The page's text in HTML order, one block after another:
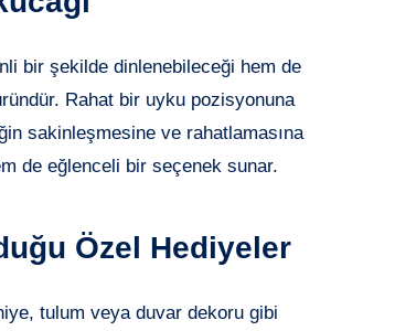
bir şekilde dinlenebileceği hem de
Rahat bir uyku pozisyonuna
sakinleşmesine ve rahatlamasına
de eğlenceli bir seçenek sunar.
Özel Hediyeler
tulum veya duvar dekoru gibi